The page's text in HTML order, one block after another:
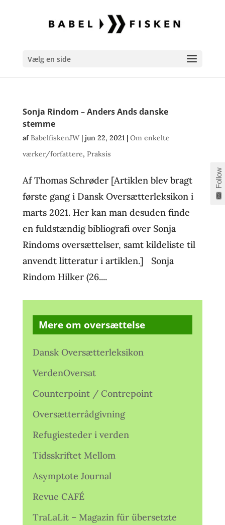
Vælg en side
Sonja Rindom – Anders Ands danske
stemme
afBabelfiskenJW| jun 22, 2021| Om enkelte
værker/forfattere, Praksis
Af Thomas Schrøder [Artiklen blev bragt
første gang i Dansk Oversætterleksikon i
marts 2021. Her kan man desuden finde
en fuldstændig bibliografi over Sonja
Rindoms oversættelser, samt kildeliste til
anvendt litteratur i artiklen.] Sonja
Rindom Hilker (26....
Mere om oversættelse
Dansk Oversætterleksikon
VerdenOversat
Counterpoint / Contrepoint
Oversætterrådgivning
Refugiesteder i verden
Tidsskriftet Mellom
Asymptote Journal
Revue CAFÉ
TraLaLit – Magazin für übersetzte
Follow